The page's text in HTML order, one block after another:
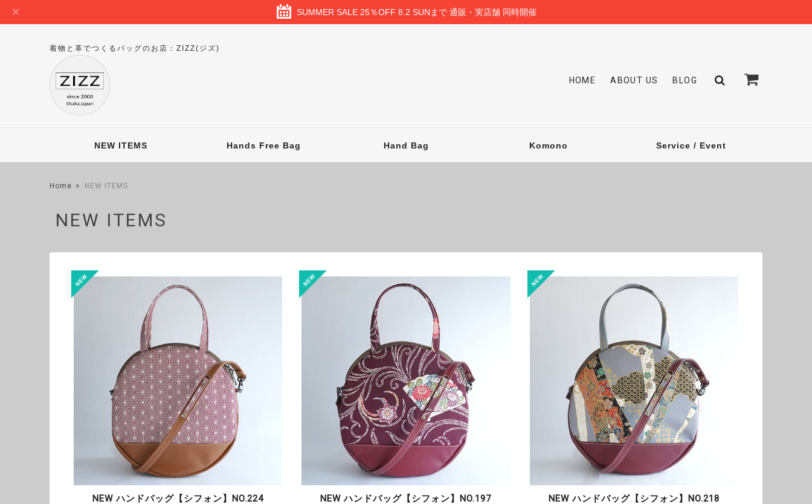
SUMMER SALE 25％OFF 8.2 SUNまで 通販・実店舗 同時開催
着物と革でつくるバッグのお店：ZIZZ(ジズ)
HOME ABOUT US BLOG
NEW ITEMS Hands Free Bag Hand Bag Komono Service / Event
Home NEW ITEMS
NEW ITEMS
NEW ハンドバッグ【シフォン】NO.224 NEW ハンドバッグ【シフォン】NO.197 NEW ハンドバッグ【シフォン】NO.218